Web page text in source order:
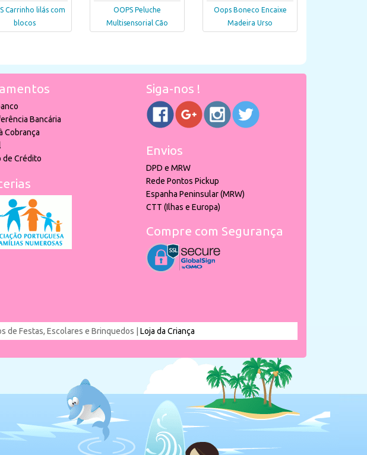
Carrinho lilás com
blocos
OOPS Peluche
Multisensorial Cão
Oops Boneco Encaixe
Madeira Urso
Bancária
Cobrança
de Crédito
Siga-nos !
Envios
DPD e MRW
Rede Pontos Pickup
Espanha Peninsular (MRW)
CTT (Ilhas e Europa)
Compre com Segurança
de Festas, Escolares e Brinquedos | Loja da Criança